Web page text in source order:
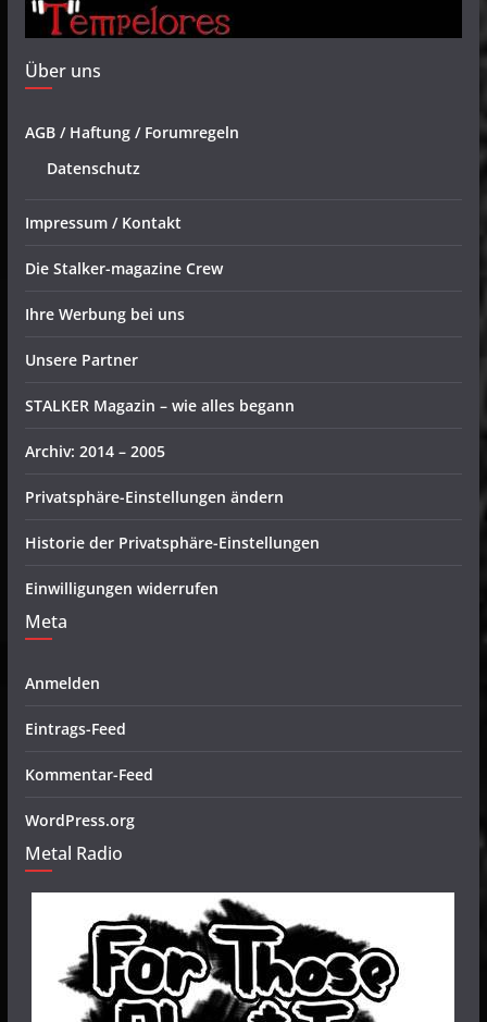
Über uns
AGB / Haftung / Forumregeln
Datenschutz
Impressum / Kontakt
Die Stalker-magazine Crew
Ihre Werbung bei uns
Unsere Partner
STALKER Magazin – wie alles begann
Archiv: 2014 – 2005
Privatsphäre-Einstellungen ändern
Historie der Privatsphäre-Einstellungen
Einwilligungen widerrufen
Meta
Anmelden
Eintrags-Feed
Kommentar-Feed
WordPress.org
Metal Radio